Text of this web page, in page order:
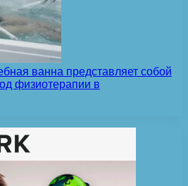
ванна представляет собой
физиотерапии в